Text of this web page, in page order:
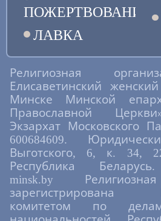
ПОЖЕРТВОВАНИЯ
ЛАВКА
Религиозная
Елисаветинский
Минске Минской
Православной
Экзархат Московского
600684609.
Выготского, 6, к. 34,
Республика Беларусь.
minsk.by
зарегистрирована
комитетом по